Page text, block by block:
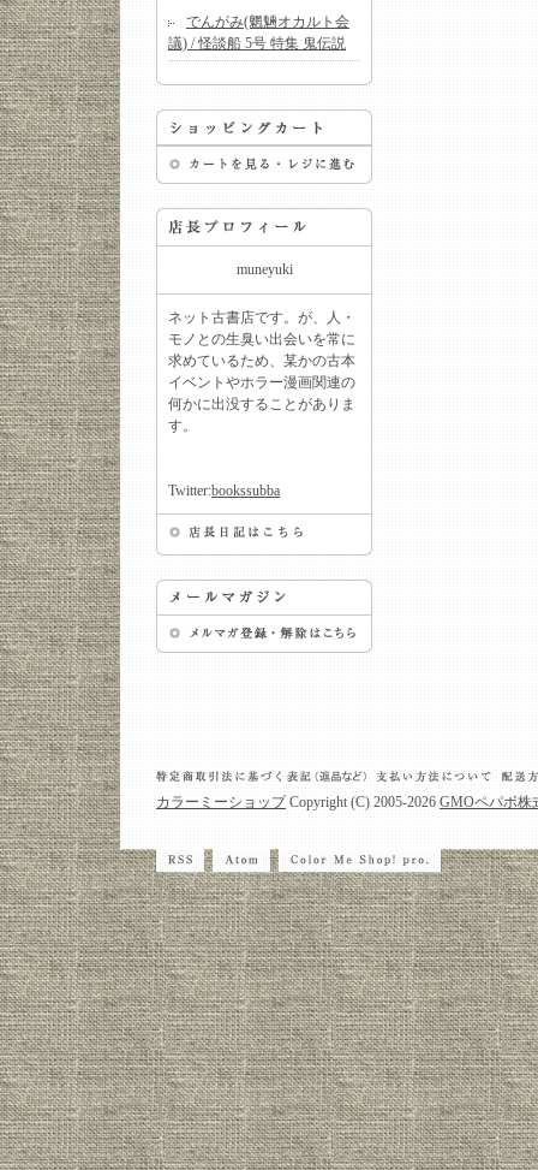
でんがみ(魍魎オカルト会
議) / 怪談船 5号 特集 鬼伝説
muneyuki
ネット古書店です。が、人・
モノとの生臭い出会いを常に
求めているため、某かの古本
イベントやホラー漫画関連の
何かに出没することがありま
す。
Twitter:bookssubba
カラーミーショップCopyright (C) 2005-2026 GMOペパボ株